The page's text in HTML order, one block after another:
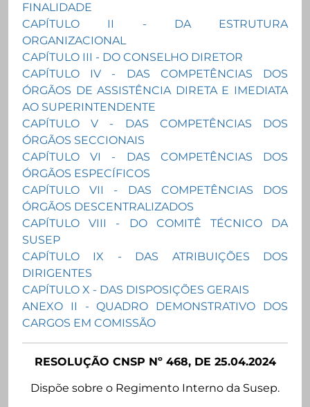
FINALIDADE
CAPÍTULO II - DA ESTRUTURA
ORGANIZACIONAL
CAPÍTULO III - DO CONSELHO DIRETOR
CAPÍTULO IV - DAS COMPETÊNCIAS DOS
ÓRGÃOS DE ASSISTÊNCIA DIRETA E IMEDIATA
AO SUPERINTENDENTE
CAPÍTULO V - DAS COMPETÊNCIAS DOS
ÓRGÃOS SECCIONAIS
CAPÍTULO VI - DAS COMPETÊNCIAS DOS
ÓRGÃOS ESPECÍFICOS
CAPÍTULO VII - DAS COMPETÊNCIAS DOS
ÓRGÃOS DESCENTRALIZADOS
CAPÍTULO VIII - DO COMITÊ TÉCNICO DA
SUSEP
CAPÍTULO IX - DAS ATRIBUIÇÕES DOS
DIRIGENTES
CAPÍTULO X - DAS DISPOSIÇÕES GERAIS
ANEXO II - QUADRO DEMONSTRATIVO DOS
CARGOS EM COMISSÃO
RESOLUÇÃO CNSP Nº 468, DE 25.04.2024
Dispõe sobre o Regimento Interno da Susep.